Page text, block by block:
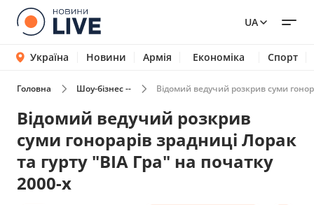
UA
Україна Новини Армія Економіка Спорт
Головна Шоу-бізнес -- Відомий ведучий розкрив суми
Відомий ведучий розкрив
суми гонорарів зрадниці Лорак
та гурту "ВІА Гра" на початку
2000-х